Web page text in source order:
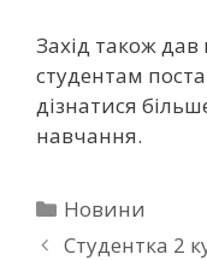
Захід також
студентам
дізнатися
навчання.
Новини
Студентка 2